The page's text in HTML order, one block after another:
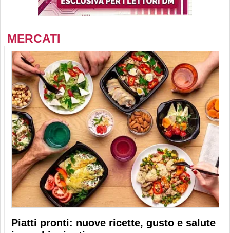
MERCATI
Piatti pronti: nuove ricette, gusto e salute